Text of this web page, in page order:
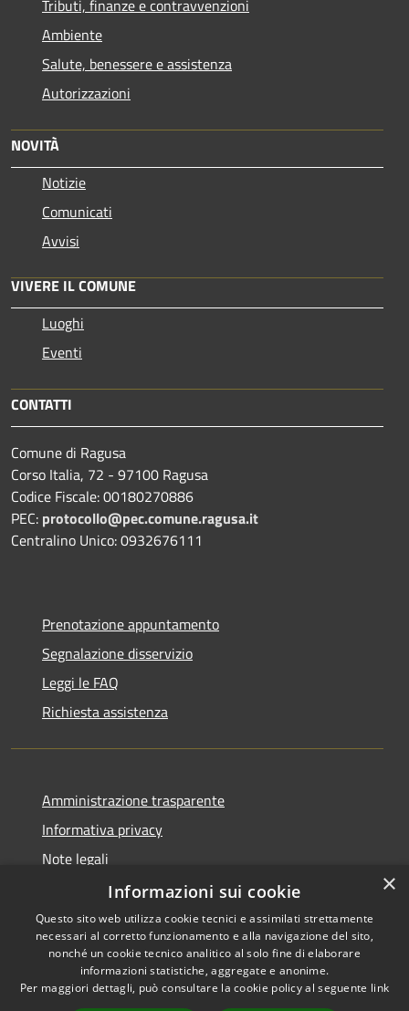
Tributi, finanze e contravvenzioni
Ambiente
Salute, benessere e assistenza
Autorizzazioni
NOVITÀ
Notizie
Comunicati
Avvisi
VIVERE IL COMUNE
Luoghi
Eventi
CONTATTI
Comune di Ragusa
Corso Italia, 72 - 97100 Ragusa
Codice Fiscale: 00180270886
PEC: protocollo@pec.comune.ragusa.it
Centralino Unico: 0932676111
Prenotazione appuntamento
Segnalazione disservizio
Leggi le FAQ
Richiesta assistenza
Amministrazione trasparente
Informativa privacy
Note legali
Dichiarazione di accessibilità
RSS
Accessibility
Copyright © 2026 • Town of
Ragusa • Powered by
×
Informazioni sui cookie
Questo sito web utilizza cookie tecnici e assimilati strettamente
necessari al corretto funzionamento e alla navigazione del sito,
nonché un cookie tecnico analitico al solo fine di elaborare
informazioni statistiche, aggregate e anonime.
Per maggiori dettagli, può consultare la cookie policy al seguente link